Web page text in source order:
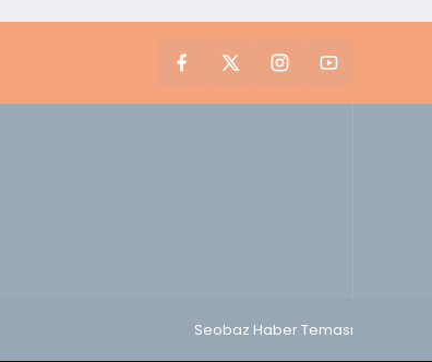
Seobaz Haber Teması